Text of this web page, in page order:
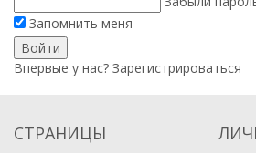
Запомнить меня
Впервые у нас? Зарегистрироваться
СТРАНИЦЫ